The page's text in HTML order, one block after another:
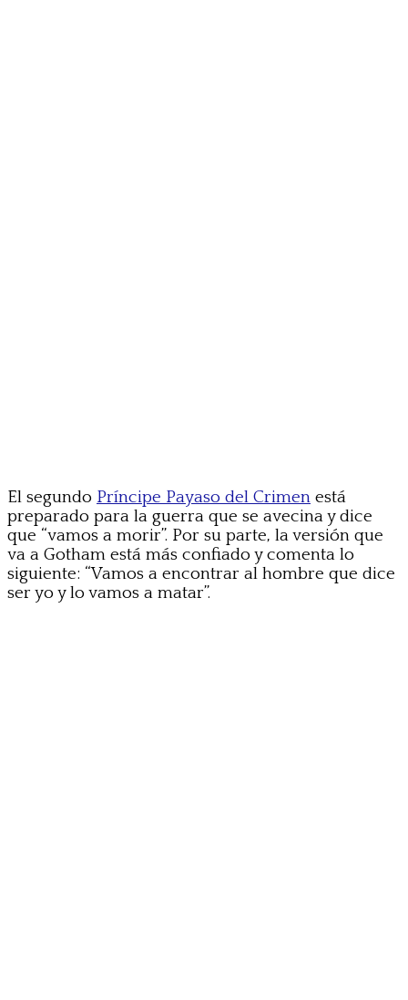
El segundo Príncipe Payaso del Crimen está
preparado para la guerra que se avecina y dice
que “vamos a morir”. Por su parte, la versión que
va a Gotham está más confiado y comenta lo
siguiente: “Vamos a encontrar al hombre que dice
ser yo y lo vamos a matar”.